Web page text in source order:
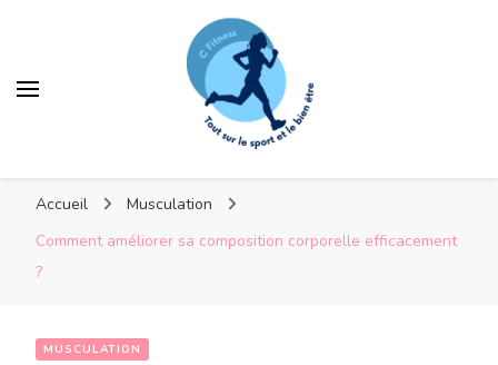
Accueil
Musculation
Comment améliorer sa composition corporelle efficacement
?
MUSCULATION